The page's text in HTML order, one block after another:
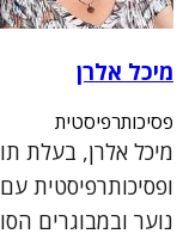
מיכל אלרן
פסיכותרפיסטית
מיכל אלרן, בעלת
נוער ובמבוגרים